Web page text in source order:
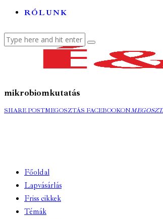
RÓLUNK
mikrobiomkutatás
SHARE POSTMEGOSZTÁS FACEBOOKON
Főoldal
Lapvásárlás
Friss cikkek
Témák